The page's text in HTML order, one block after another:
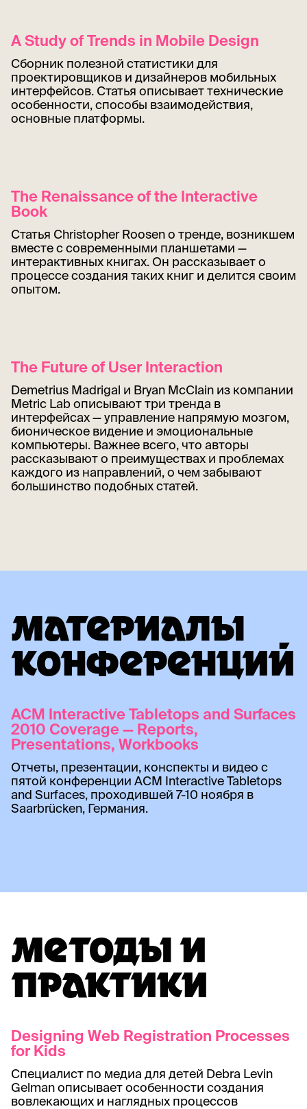
МАТЕРИАЛЫ
КОНФЕРЕНЦИЙ
ACM Interactive Tabletops and Surfaces
2010 Coverage — Reports,
Presentations, Workbooks
Отчеты, презентации, конспекты и видео с
пятой конференции ACM Interactive Tabletops
and Surfaces, проходившей 7-10 ноября в
Saarbrücken, Германия.
A Study of Trends in Mobile Design
Сборник полезной статистики для
проектировщиков и дизайнеров мобильных
интерфейсов. Статья описывает технические
особенности, способы взаимодействия,
основные платформы.
The Renaissance of the Interactive
Book
Статья Christopher Roosen о тренде, возникшем
вместе с современными планшетами —
интерактивных книгах. Он рассказывает о
процессе создания таких книг и делится своим
опытом.
The Future of User Interaction
Demetrius Madrigal и Bryan McClain из компании
Metric Lab описывают три тренда в
интерфейсах — управление напрямую мозгом,
бионическое видение и эмоциональные
компьютеры. Важнее всего, что авторы
рассказывают о преимуществах и проблемах
каждого из направлений, о чем забывают
большинство подобных статей.
МЕТОДЫ И
ПРАКТИКИ
Designing Web Registration Processes
for Kids
Специалист по медиа для детей Debra Levin
Gelman описывает особенности создания
вовлекающих и наглядных процессов